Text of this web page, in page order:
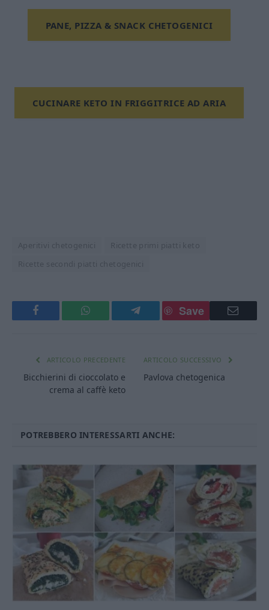
PANE, PIZZA & SNACK CHETOGENICI
CUCINARE KETO IN FRIGGITRICE AD ARIA
Aperitivi chetogenici
Ricette primi piatti keto
Ricette secondi piatti chetogenici
Facebook WhatsApp Telegram
Save
Email
ARTICOLO PRECEDENTE
Bicchierini di cioccolato e
crema al caffè keto
ARTICOLO SUCCESSIVO
Pavlova chetogenica
POTREBBERO INTERESSARTI ANCHE: